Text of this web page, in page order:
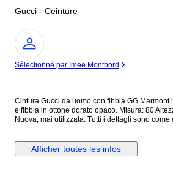
Gucci - Ceinture
Expert
Sélectionné par Imee Montbord
Cintura Gucci da uomo con fibbia GG Marmont in pelle sfumata marrone
e fibbia in ottone dorato opaco. Misura: 80 Altezza: 4 cm Made in Italy.
Nuova, mai utilizzata. Tutti i dettagli sono come
prodotti sono Originali al 100%. Si riceve
allegate. Nessun costo doganale per gli
ore. N.B. Se necessiti di fattura, segnalalo nel momento in cui effettui il
Afficher toutes les infos